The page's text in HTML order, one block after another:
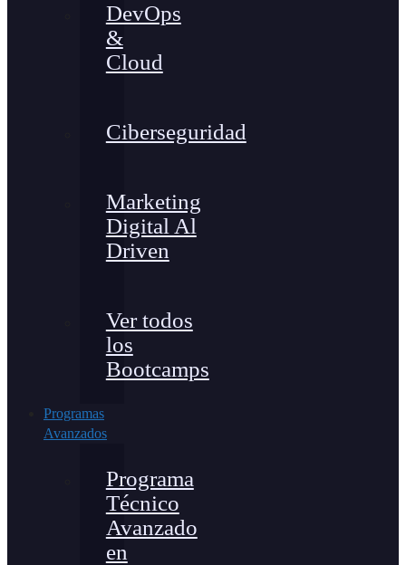
DevOps
&
Cloud
Ciberseguridad
Marketing
Digital Al
Driven
Ver todos
los
Bootcamps
Programas
Avanzados
Programa
Técnico
Avanzado
en